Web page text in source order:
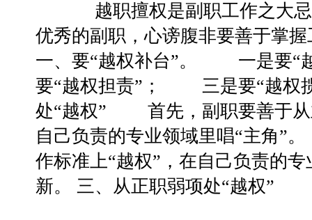
越职擅权是副职工作之大忌
优秀的副职，心谤腹非要善于掌
一、要“越权补台”。 一是要
要“越权担责”； 三是要“越权
处“越权” 首先，副职要善于从
自己负责的专业领域里唱“主角
作标准上“越权”，在自己负责的
新。 三、从正职弱项处“越权”